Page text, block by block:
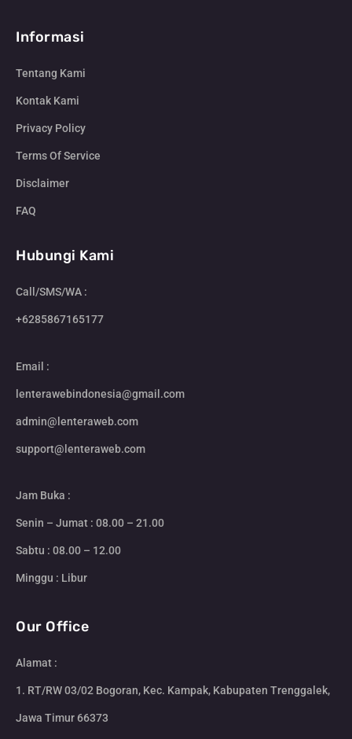
Informasi
Tentang Kami
Kontak Kami
Privacy Policy
Terms Of Service
Disclaimer
FAQ
Hubungi Kami
Call/SMS/WA :
+6285867165177
Email :
lenterawebindonesia@gmail.com
admin@lenteraweb.com
support@lenteraweb.com
Jam Buka :
Senin – Jumat : 08.00 – 21.00
Sabtu : 08.00 – 12.00
Minggu : Libur
Our Office
Alamat :
1. RT/RW 03/02 Bogoran, Kec. Kampak, Kabupaten Trenggalek,
Jawa Timur 66373